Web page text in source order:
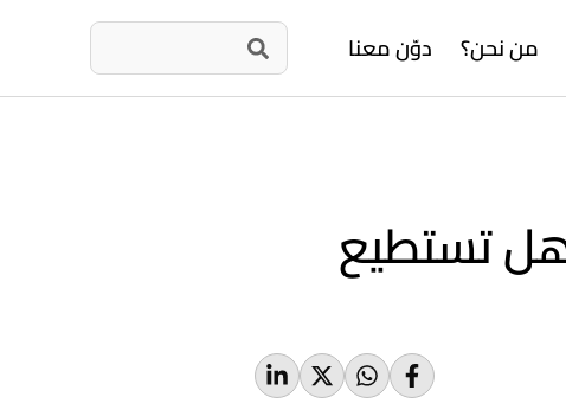
من نحن؟ دوّن معنا
هل تستطيع